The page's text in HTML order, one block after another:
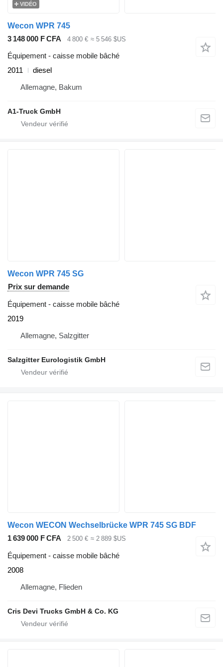
VIDÉO
Wecon WPR 745
3 148 000 F CFA
4 800 € ≈ 5 546 $US
Équipement - caisse mobile bâché
2011
diesel
Allemagne, Bakum
A1-Truck GmbH
Wecon WPR 745 SG
Prix sur demande
Équipement - caisse mobile bâché
2019
Allemagne, Salzgitter
Salzgitter Eurologistik GmbH
Wecon WECON Wechselbrücke WPR 745 SG BDF
1 639 000 F CFA
2 500 € ≈ 2 889 $US
Équipement - caisse mobile bâché
2008
Allemagne, Flieden
Cris Devi Trucks GmbH & Co. KG